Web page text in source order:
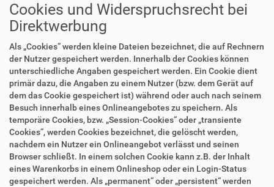
Cookies und Widerspruchsrecht bei
Direktwerbung
Als „Cookies“ werden kleine Dateien bezeichnet, die auf Rechnern
der Nutzer gespeichert werden. Innerhalb der Cookies können
unterschiedliche Angaben gespeichert werden. Ein Cookie dient
primär dazu, die Angaben zu einem Nutzer (bzw. dem Gerät auf
dem das Cookie gespeichert ist) während oder auch nach seinem
Besuch innerhalb eines Onlineangebotes zu speichern. Als
temporäre Cookies, bzw. „Session-Cookies“ oder „transiente
Cookies“, werden Cookies bezeichnet, die gelöscht werden,
nachdem ein Nutzer ein Onlineangebot verlässt und seinen
Browser schließt. In einem solchen Cookie kann z.B. der Inhalt
eines Warenkorbs in einem Onlineshop oder ein Login-Status
gespeichert werden. Als „permanent“ oder „persistent“ werden